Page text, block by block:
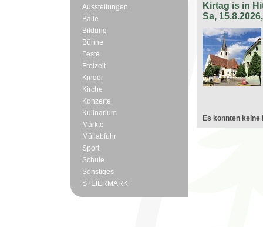
Ausstellungen
Bälle
Bildung
Bühne
Feste
Freizeit
Kinder
Kirche
Konzerte
Kulinarium
Märkte
Müllabfuhr
Sport
Schule
Sonstiges
STEIERMARK
Kirtag is in
Sa,
Es konnten keine